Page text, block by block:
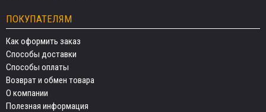
ПОКУПАТЕЛЯМ
Как оформить заказ
Способы доставки
Способы оплаты
Возврат и обмен товара
О компании
Полезная информация